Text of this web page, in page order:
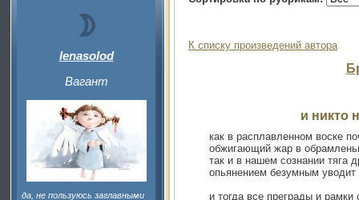
lenasolod
Вагант
да, не пользуюсь заглавными
К списку произведений автора
и никто
как в расплавленном воске
обжигающий жар в
так и в нашем сознании тяга
опьянением безумным
и тогда все преграды и рамки